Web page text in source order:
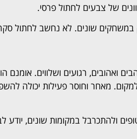
של צבעים לחתול פרסי.
שונים. לא נחשב לחתול
ואהובים, רגועים ושלווים.
מאחר וחוסר פעילות יכולה
ולהתכרבל במקומות שונים,